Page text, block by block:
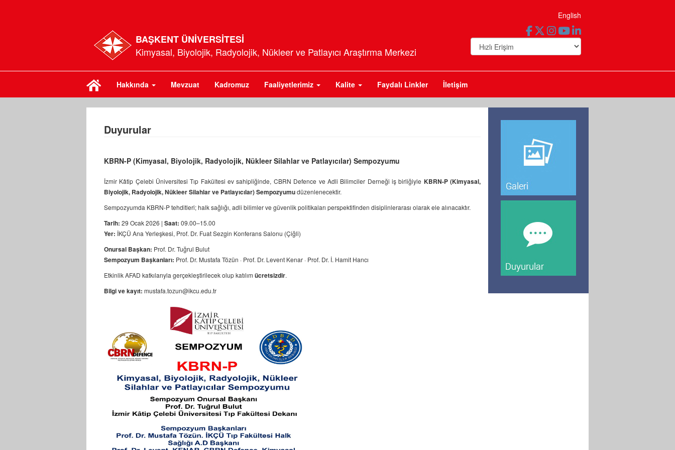
English
BAŞKENT ÜNİVERSİTESİ
Kimyasal, Biyolojik, Radyolojik, Nükleer ve Patlayıcı Araştırma Merkezi
Hakkında Mevzuat Kadromuz Faaliyetlerimiz Kalite Faydalı Linkler İletişim
Duyurular
KBRN-P (Kimyasal, Biyolojik, Radyolojik, Nükleer Silahlar ve Patlayıcılar) Sempozyumu
İzmir Kâtip Çelebi Üniversitesi Tıp Fakültesi ev sahipliğinde, CBRN Defence ve Adli Bilimciler Derneği iş birliğiyle KBRN-P (Kimyasal,
Biyolojik, Radyolojik, Nükleer Silahlar ve Patlayıcılar) Sempozyumudüzenlenecektir.
Sempozyumda KBRN-P tehditleri; halk sağlığı, adli bilimler ve güvenlik politikaları perspektifinden disiplinlerarası olarak ele alınacaktır.
Tarih: 29 Ocak 2026 | Saat: 09.00–15.00
Yer: İKÇÜ Ana Yerleşkesi, Prof. Dr. Fuat Sezgin Konferans Salonu (Çiğli)
Onursal Başkan: Prof. Dr. Tuğrul Bulut
Sempozyum Başkanları: Prof. Dr. Mustafa Tözün · Prof. Dr. Levent Kenar · Prof. Dr. İ. Hamit Hancı
Etkinlik AFAD katkılarıyla gerçekleştirilecek olup katılım ücretsizdir.
Bilgi ve kayıt: mustafa.tozun@ikcu.edu.tr